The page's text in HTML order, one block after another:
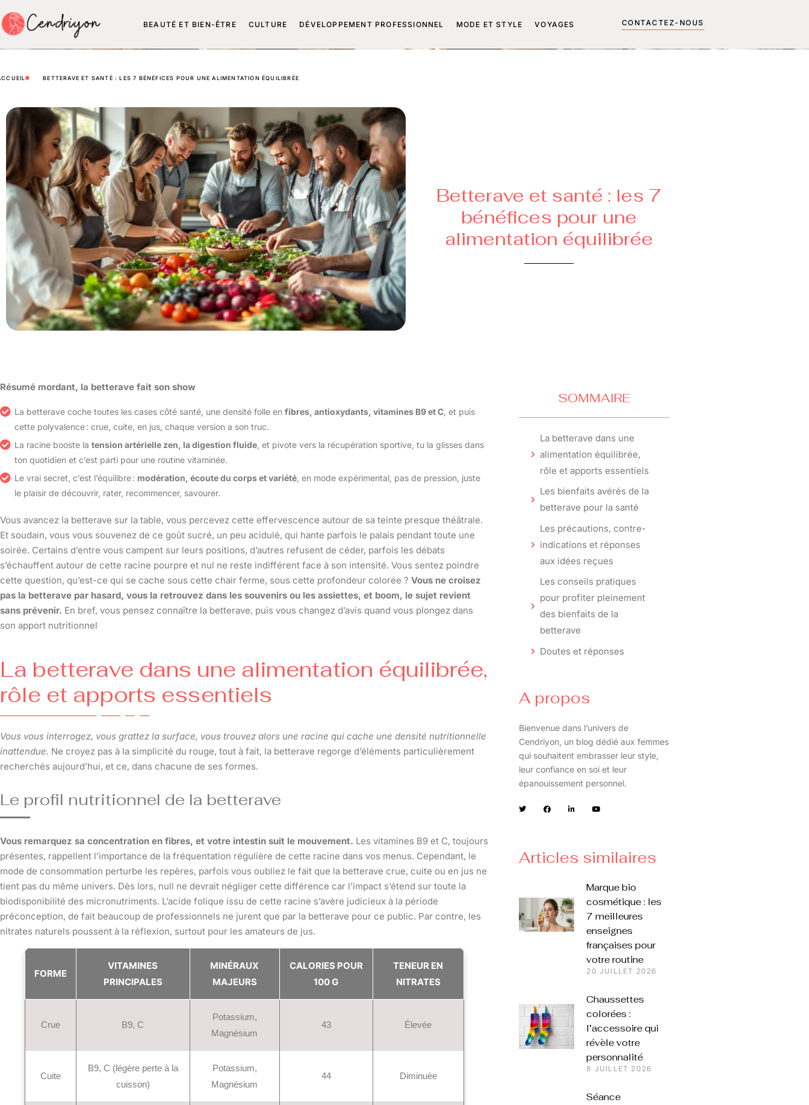
BEAUTÉ ET BIEN-ÊTRE CULTURE DÉVELOPPEMENT PROFESSIONNEL MODE ET STYLE VOYAGES CONTACTEZ-NOUS
BETTERAVE ET SANTÉ : LES 7 BÉNÉFICES POUR UNE ALIMENTATION ÉQUILIBRÉE
Betterave et santé : les 7
bénéfices pour une
alimentation équilibrée
Résumé mordant, la betterave fait son show
La betterave coche toutes les cases côté santé, une densité folle en fibres, antioxydants, vitamines B9 et C , et puis
cette polyvalence : crue, cuite, en jus, chaque version a son truc.
La racine booste la tension artérielle zen, la digestion fluide , et pivote vers la récupération sportive, tu la glisses dans
ton quotidien et c’est parti pour une routine vitaminée.
Le vrai secret, c’est l’équilibre : modération, écoute du corps et variété , en mode expérimental, pas de pression, juste
le plaisir de découvrir, rater, recommencer, savourer.
Vous avancez la betterave sur la table, vous percevez cette effervescence autour de sa teinte presque théâtrale.
Et soudain, vous vous souvenez de ce goût sucré, un peu acidulé, qui hante parfois le palais pendant toute une
soirée. Certains d’entre vous campent sur leurs positions, d’autres refusent de céder, parfois les débats
s’échauffent autour de cette racine pourpre et nul ne reste indifférent face à son intensité. Vous sentez poindre
cette question, qu’est-ce qui se cache sous cette chair ferme, sous cette profondeur colorée ? Vous ne croisez
pas la betterave par hasard, vous la retrouvez dans les souvenirs ou les assiettes, et boom, le sujet revient
sans prévenir. En bref, vous pensez connaître la betterave, puis vous changez d’avis quand vous plongez dans
son apport nutritionnel
La betterave dans une alimentation équilibrée,
rôle et apports essentiels
Vous vous interrogez, vous grattez la surface, vous trouvez alors une racine qui cache une densité nutritionnelle
inattendue. Ne croyez pas à la simplicité du rouge, tout à fait, la betterave regorge d’éléments particulièrement
recherchés aujourd’hui, et ce, dans chacune de ses formes.
Le profil nutritionnel de la betterave
Vous remarquez sa concentration en fibres, et votre intestin suit le mouvement. Les vitamines B9 et C, toujours
présentes, rappellent l’importance de la fréquentation régulière de cette racine dans vos menus. Cependant, le
mode de consommation perturbe les repères, parfois vous oubliez le fait que la betterave crue, cuite ou en jus ne
tient pas du même univers. Dès lors, null ne devrait négliger cette différence car l’impact s’étend sur toute la
biodisponibilité des micronutriments. L’acide folique issu de cette racine s’avère judicieux à la période
préconception, de fait beaucoup de professionnels ne jurent que par la betterave pour ce public. Par contre, les
nitrates naturels poussent à la réflexion, surtout pour les amateurs de jus.
FORME
VITAMINES
PRINCIPALES
MINÉRAUX
MAJEURS
CALORIES POUR
100 G
TENEUR EN
NITRATES
Crue B9, C
Potassium,
Magnésium
43 Élevée
Cuite
B9, C (légère perte à la
cuisson)
Potassium,
Magnésium
44 Diminuée
SOMMAIRE
La betterave dans une
alimentation équilibrée,
rôle et apports essentiels
Les bienfaits avérés de la
betterave pour la santé
Les précautions, contre-
indications et réponses
aux idées reçues
Les conseils pratiques
pour profiter pleinement
des bienfaits de la
betterave
Doutes et réponses
A propos
Bienvenue dans l’univers de
Cendriyon, un blog dédié aux femmes
qui souhaitent embrasser leur style,
leur confiance en soi et leur
épanouissement personnel.
Articles similaires
Marque bio
cosmétique : les
7 meilleures
enseignes
françaises pour
votre routine
20 JUILLET 2026
Chaussettes
colorées :
l’accessoire qui
révèle votre
personnalité
8 JUILLET 2026
Séance